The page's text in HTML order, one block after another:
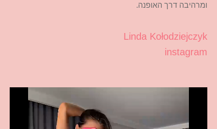
ומרהיבה דרך האופנה.
Linda Kołodziejczyk
instagram